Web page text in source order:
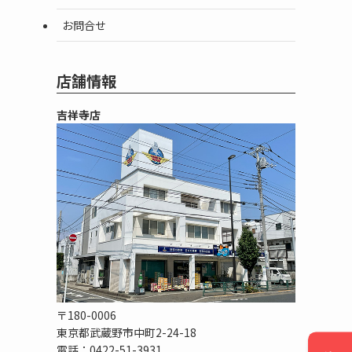
お問合せ
店舗情報
吉祥寺店
〒180-0006
東京都武蔵野市中町2-24-18